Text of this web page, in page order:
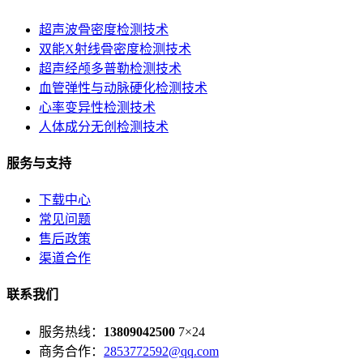
超声波骨密度检测技术
双能X射线骨密度检测技术
超声经颅多普勒检测技术
血管弹性与动脉硬化检测技术
心率变异性检测技术
人体成分无创检测技术
服务与支持
下载中心
常见问题
售后政策
渠道合作
联系我们
服务热线： 13809042500 7×24
商务合作： 2853772592@qq.com